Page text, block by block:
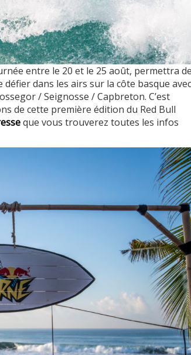
entre le 20 et le 25 août, permettra de
dans les airs sur la côte basque
/ Seignosse / Capbreton. C’est
de cette première édition du Red Bull
que vous trouverez toutes les infos